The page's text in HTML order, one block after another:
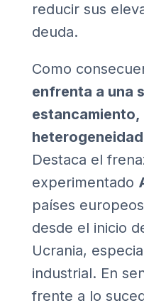
reducir sus
deuda.
Como
enfrenta a una
Destaca el
experimentado
países
desde el inicio
Ucrania,
industrial. En
frente a lo